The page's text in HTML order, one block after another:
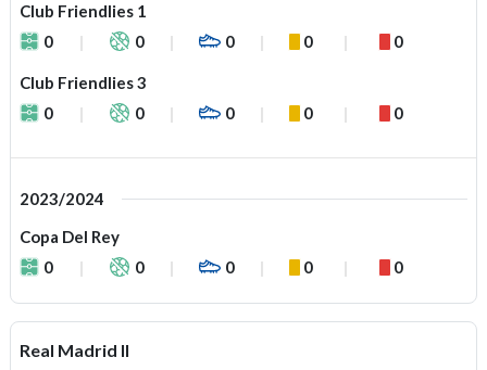
Club Friendlies 1
0
0 0 0 0
Club Friendlies 3
0
0 0 0 0
2023/2024
Copa Del Rey
0
0 0 0 0
Real Madrid II